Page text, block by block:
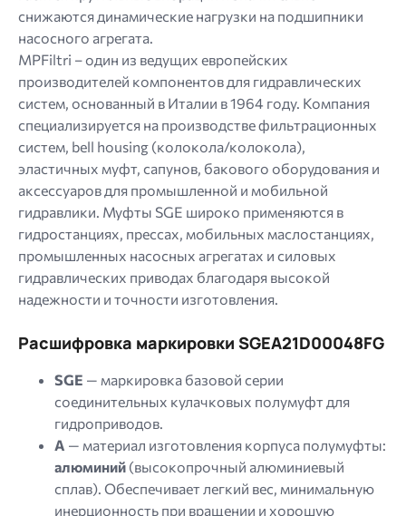
снижаются динамические нагрузки на подшипники
насосного агрегата.
MPFiltri – один из ведущих европейских
производителей компонентов для гидравлических
систем, основанный в Италии в 1964 году. Компания
специализируется на производстве фильтрационных
систем, bell housing (колокола/колокола),
эластичных муфт, сапунов, бакового оборудования и
аксессуаров для промышленной и мобильной
гидравлики. Муфты SGE широко применяются в
гидростанциях, прессах, мобильных маслостанциях,
промышленных насосных агрегатах и ​​силовых
гидравлических приводах благодаря высокой
надежности и точности изготовления.
Расшифровка маркировки SGEA21D00048FG
SGE — маркировка базовой серии
соединительных кулачковых полумуфт для
гидроприводов.
A — материал изготовления корпуса полумуфты:
алюминий (высокопрочный алюминиевый
сплав). Обеспечивает легкий вес, минимальную
инерционность при вращении и хорошую